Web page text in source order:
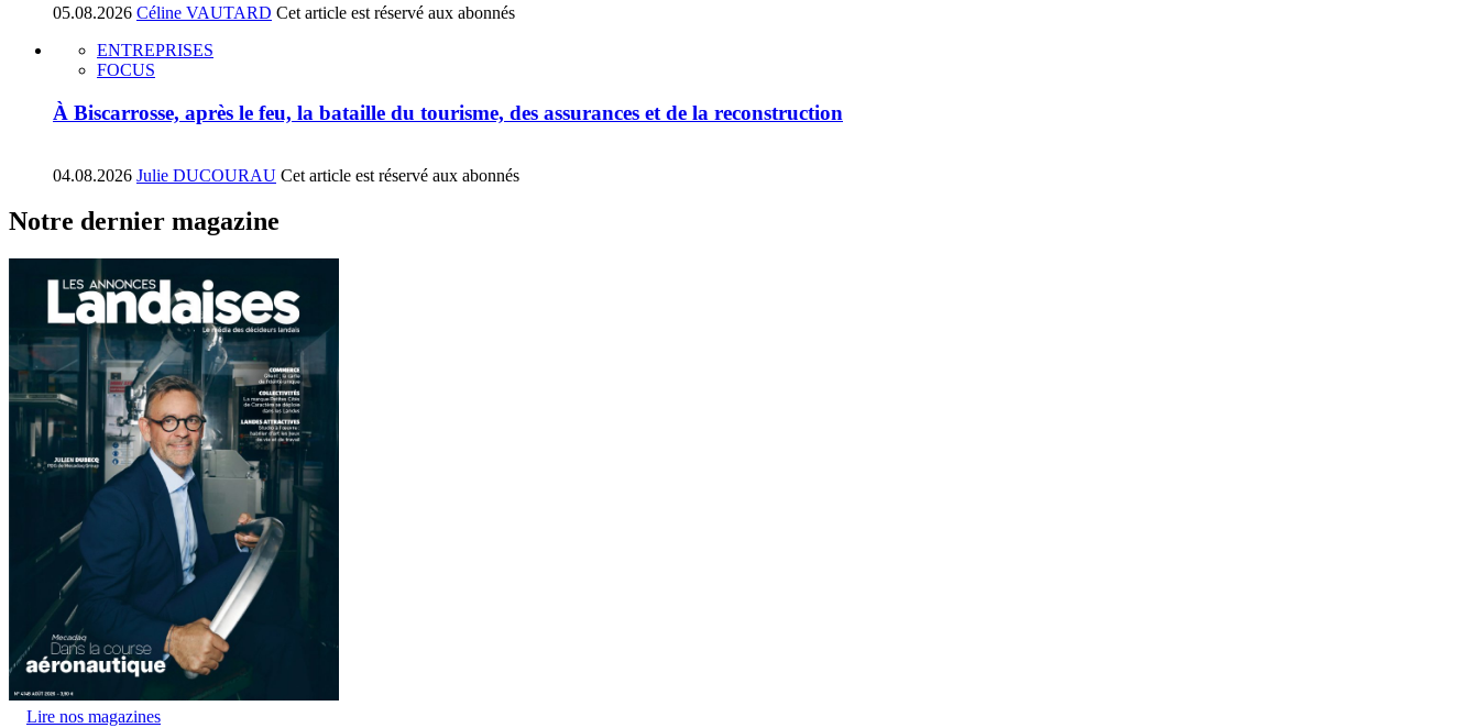
05.08.2026 Céline VAUTARD Cet article est réservé aux abonnés
ENTREPRISES
FOCUS
À Biscarrosse, après le feu, la bataille du tourisme, des assurances et de la reconstruction
04.08.2026 Julie DUCOURAU Cet article est réservé aux abonnés
Notre dernier magazine
Lire nos magazines